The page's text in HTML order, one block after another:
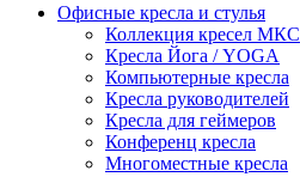
Офисные кресла и стулья
Коллекция кресел МКС
Кресла Йога / YOGA
Компьютерные кресла
Кресла руководителей
Кресла для геймеров
Конференц кресла
Многоместные кресла